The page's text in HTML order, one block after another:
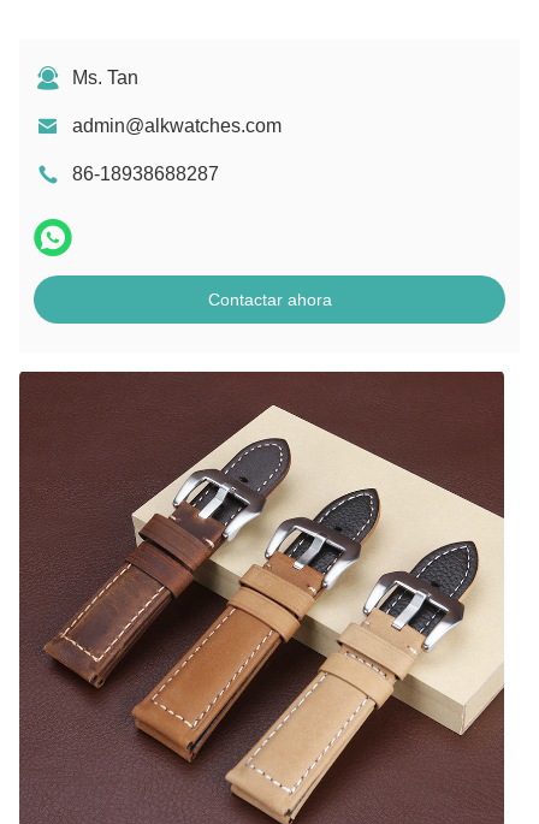
Ms. Tan
admin@alkwatches.com
86-18938688287
Contactar ahora